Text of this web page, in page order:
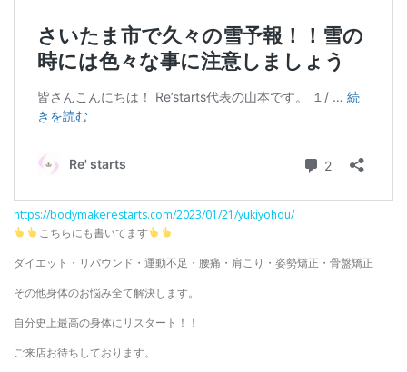
https://bodymakerestarts.com/2023/01/21/yukiyohou/
こちらにも書いてます
ダイエット・リバウンド・運動不足・腰痛・肩こり・姿勢矯正・骨盤矯正
その他身体のお悩み全て解決します。
自分史上最高の身体にリスタート！！
ご来店お待ちしております。